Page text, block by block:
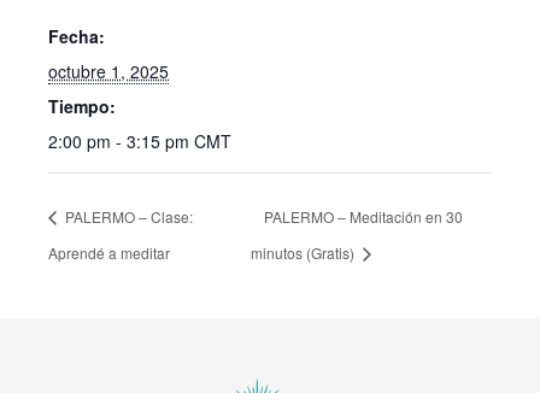
Fecha:
octubre 1, 2025
Tiempo:
2:00 pm - 3:15 pm CMT
PALERMO – Clase:
Aprendé a meditar
PALERMO – Meditación en 30
minutos (Gratis)